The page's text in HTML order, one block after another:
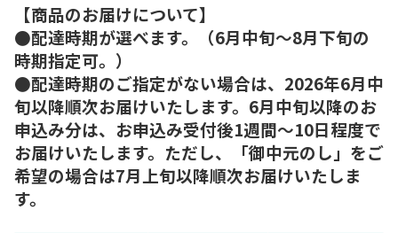
【商品のお届けについて】
●配達時期が選べます。（6月中旬～8月下旬の
時期指定可。）
●配達時期のご指定がない場合は、2026年6月中
旬以降順次お届けいたします。6月中旬以降のお
申込み分は、お申込み受付後1週間～10日程度で
お届けいたします。ただし、「御中元のし」をご
希望の場合は7月上旬以降順次お届けいたしま
す。